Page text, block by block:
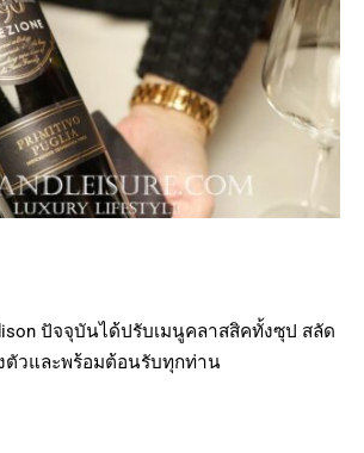
ปัจจุบันได้ปรับเมนูคลาสสิคทั้งซุป สลัด
ตัวและพร้อมต้อนรับทุกท่าน